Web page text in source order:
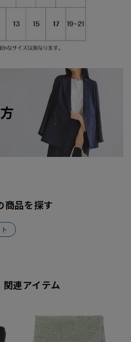
商品を探す
連アイテム